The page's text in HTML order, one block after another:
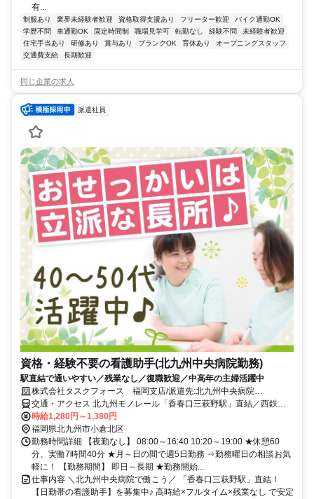
有...
制服あり 業界未経験者歓迎 資格取得支援あり フリーター歓迎
バイク通勤OK
学歴不問
車通勤OK 固定時間制 職場見学可 転勤なし 経験不問
未経験者歓迎
住宅手当あり
研修あり 賞与あり ブランクOK 育休あり
オープニングスタッフ
交通費支給
長期歓迎
同じ企業の求人
派遣社員
資格・経験不要の看護助手(北九州中央病院勤務)
駅直結で通いやすい／残業なし／復職歓迎／中高年の主婦活躍中
株式会社タスクフォース 福岡支店/派遣先:北九州中央病院
(20260306_649)
交通・アクセス 北九州モノレール「香春口三萩野駅」直結／西鉄バ
ス三萩野バス停下車 徒歩3分／JR「小倉駅」より徒歩20分
時給1,280円～1,380円
福岡県北九州市小倉北区
勤務時間詳細 【夜勤なし】 08:00～16:40 10:20～19:00 ★休憩60
分、実働7時間40分 ★月～日の間で週5日勤務 ⇒勤務曜日の相談お気
軽に！ 【勤務期間】 即日～長期 ★勤務開始...
仕事内容 ＼北九州中央病院で働こう／ 「香春口三萩野駅」直結！
【日勤帯の看護助手】を募集中♪ 高時給×フルタイム×残業なし で安定